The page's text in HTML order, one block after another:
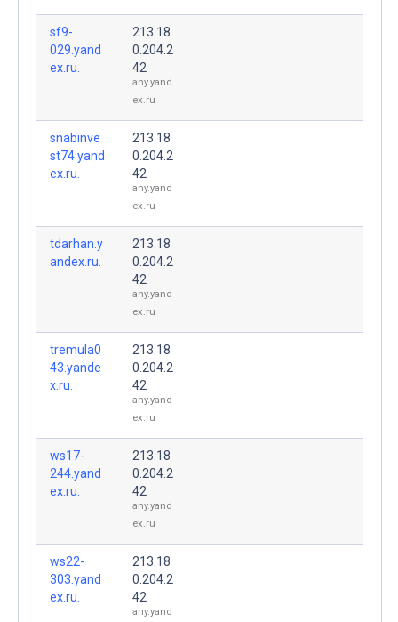
sf9-
029.yand
ex.ru.
213.18
0.204.2
42
any.yand
ex.ru
snabinve
st74.yand
ex.ru.
213.18
0.204.2
42
any.yand
ex.ru
tdarhan.y
andex.ru.
213.18
0.204.2
42
any.yand
ex.ru
tremula0
43.yande
x.ru.
213.18
0.204.2
42
any.yand
ex.ru
ws17-
244.yand
ex.ru.
213.18
0.204.2
42
any.yand
ex.ru
ws22-
303.yand
ex.ru.
213.18
0.204.2
42
any.yand